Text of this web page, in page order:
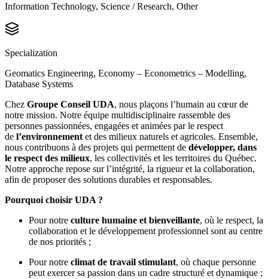
Information Technology, Science / Research, Other
Specialization
Geomatics Engineering, Economy – Econometrics – Modelling,
Database Systems
Chez Groupe Conseil UDA, nous plaçons l’humain au cœur de
notre mission. Notre équipe multidisciplinaire rassemble des
personnes passionnées, engagées et animées par le respect
de l’environnement et des milieux naturels et agricoles. Ensemble,
nous contribuons à des projets qui permettent de développer, dans
le respect des milieux, les collectivités et les territoires du Québec.
Notre approche repose sur l’intégrité, la rigueur et la collaboration,
afin de proposer des solutions durables et responsables.
Pourquoi choisir UDA ?
Pour notre culture humaine et bienveillante, où le respect, la
collaboration et le développement professionnel sont au centre
de nos priorités ;
Pour notre climat de travail stimulant, où chaque personne
peut exercer sa passion dans un cadre structuré et dynamique ;